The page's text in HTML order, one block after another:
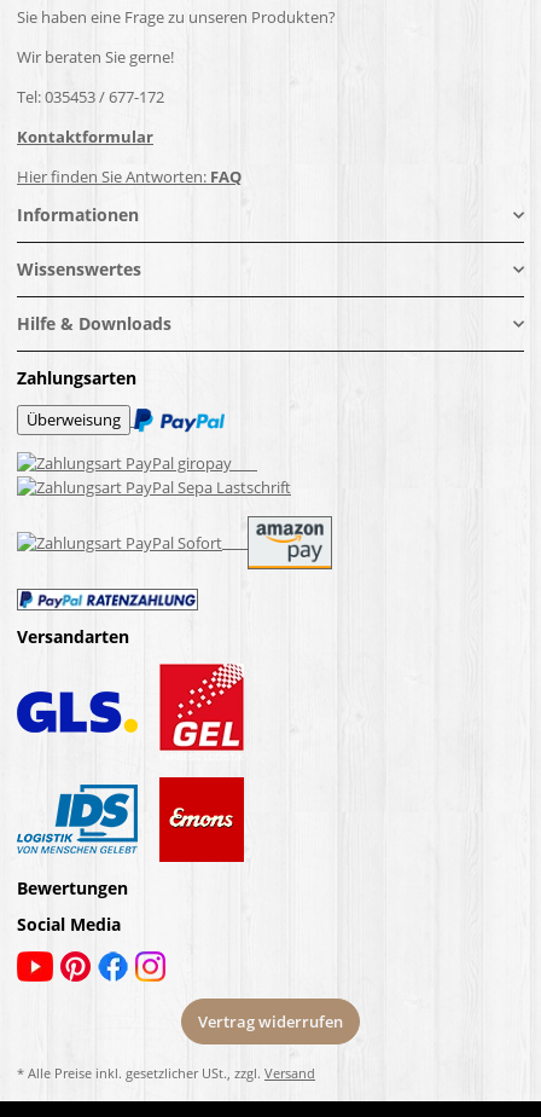
Sie haben eine Frage zu unseren Produkten?
Wir beraten Sie gerne!
Tel: 035453 / 677-172
Kontaktformular
Hier finden Sie Antworten: FAQ
Informationen
Wissenswertes
Hilfe & Downloads
Zahlungsarten
Versandarten
Bewertungen
Social Media
Vertrag widerrufen
* Alle Preise inkl. gesetzlicher USt., zzgl. Versand